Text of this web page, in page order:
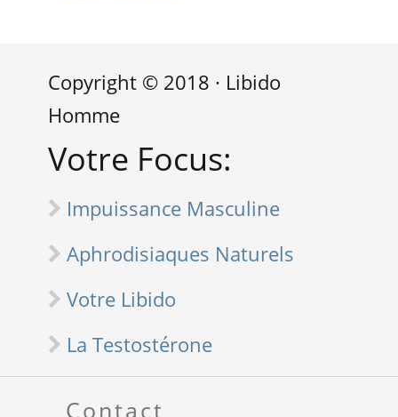
Copyright © 2018 · Libido
Homme
Votre Focus:
Impuissance Masculine
Aphrodisiaques Naturels
Votre Libido
La Testostérone
Contact